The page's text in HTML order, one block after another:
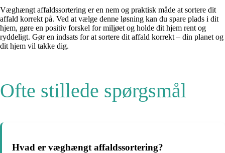
Væghængt affaldssortering er en nem og praktisk måde at sortere dit
affald korrekt på. Ved at vælge denne løsning kan du spare plads i dit
hjem, gøre en positiv forskel for miljøet og holde dit hjem rent og
ryddeligt. Gør en indsats for at sortere dit affald korrekt – din planet og
dit hjem vil takke dig.
Ofte stillede spørgsmål
Hvad er væghængt affaldssortering?